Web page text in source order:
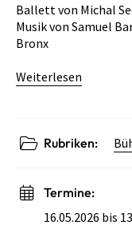
Ballett von Michal
Musik von Samuel
Bronx
Weiterlesen
Rubriken:
Termine:
16.05.2026 bis